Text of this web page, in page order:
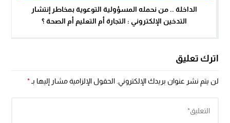
الداخلة .. من نحمله المسؤولية التوعوية بمخاطر إنتشار
التدخين الإلكتروني : التجارة أم التعليم أم الصحة ؟
اترك تعليق
لن يتم نشر عنوان بريدك الإلكتروني. الحقول الإلزامية مشار إليها بـ*